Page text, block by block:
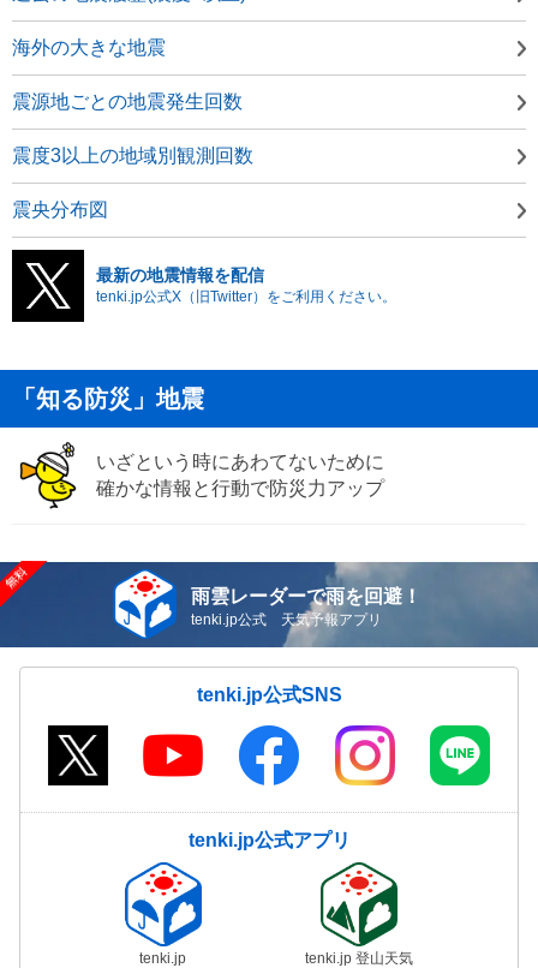
海外の大きな地震
震源地ごとの地震発生回数
震度3以上の地域別観測回数
震央分布図
最新の地震情報を配信
tenki.jp公式X（旧Twitter）をご利用ください。
「知る防災」地震
いざという時にあわてないために
確かな情報と行動で防災力アップ
雨雲レーダーで雨を回避！
tenki.jp公式 天気予報アプリ
tenki.jp公式SNS
tenki.jp公式アプリ
tenki.jp tenki.jp 登山天気